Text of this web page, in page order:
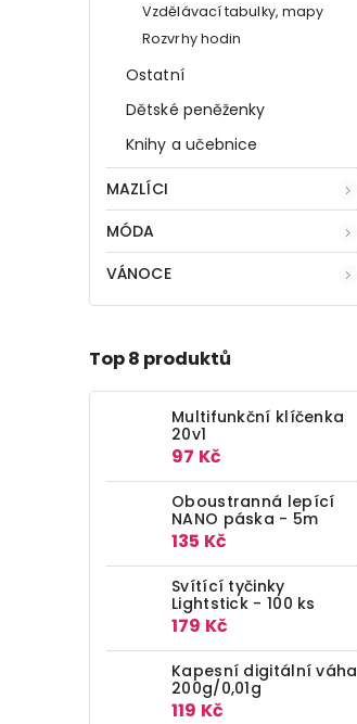
Vzdělávací tabulky, mapy
Rozvrhy hodin
Ostatní
Dětské peněženky
Knihy a učebnice
MAZLÍCI
MÓDA
VÁNOCE
Top 8 produktů
Multifunkční klíčenka
20v1
97 Kč
Oboustranná lepící
NANO páska - 5m
135 Kč
Svítící tyčinky
Lightstick - 100 ks
179 Kč
Kapesní digitální váha
200g/0,01g
119 Kč